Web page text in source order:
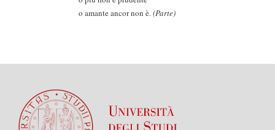
o amante ancor non è.(Parte)